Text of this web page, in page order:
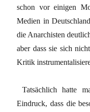
schon vor einigen
Medien in Deutschland
die Anarchisten
aber dass sie sich
Kritik
Tatsächlich hatte
Eindruck, dass die